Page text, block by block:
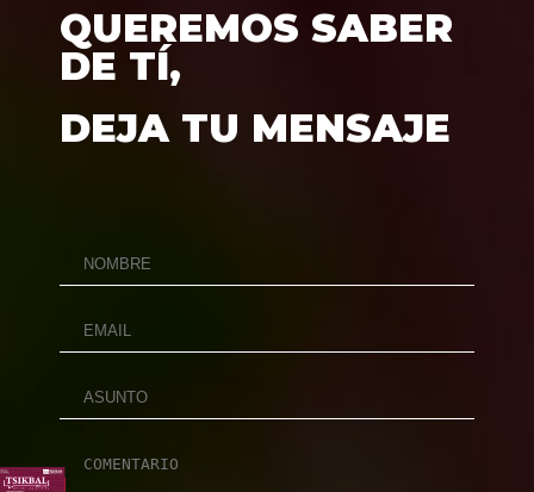
QUEREMOS SABER
DE TÍ,
DEJA TU MENSAJE